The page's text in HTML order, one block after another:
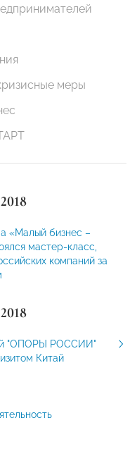
меры
«Малый бизнес –
мастер-класс,
компаний за
"ОПОРЫ РОССИИ"
Китай